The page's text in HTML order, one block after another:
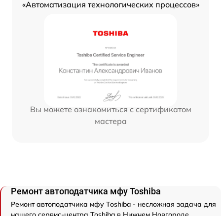
«Автоматизация технологических процессов»
Вы можете ознакомиться с сертификатом
мастера
Ремонт автоподатчика мфу Toshiba
Ремонт автоподатчика мфу Toshiba - несложная задача для